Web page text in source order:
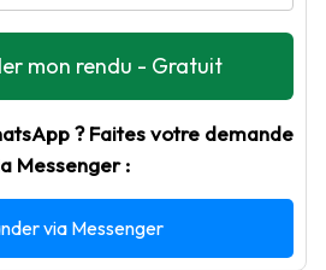
mon rendu - Gratuit
? Faites votre demande
Messenger :
via Messenger